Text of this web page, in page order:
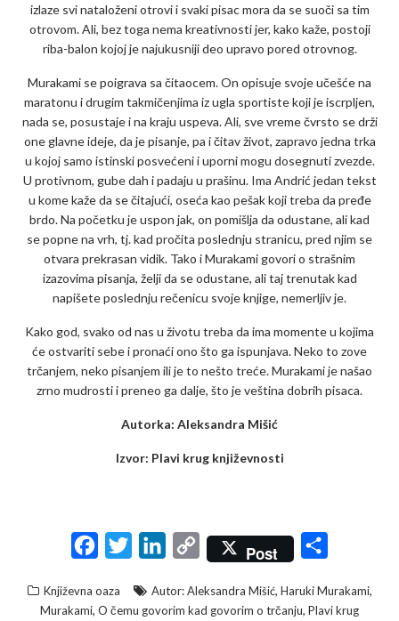
izlaze svi nataloženi otrovi i svaki pisac mora da se suoči sa tim
otrovom. Ali, bez toga nema kreativnosti jer, kako kaže, postoji
riba-balon kojoj je najukusniji deo upravo pored otrovnog.
Murakami se poigrava sa čitaocem. On opisuje svoje učešće na
maratonu i drugim takmičenjima iz ugla sportiste koji je iscrpljen,
nada se, posustaje i na kraju uspeva. Ali, sve vreme čvrsto se drži
one glavne ideje, da je pisanje, pa i čitav život, zapravo jedna trka
u kojoj samo istinski posvećeni i uporni mogu dosegnuti zvezde.
U protivnom, gube dah i padaju u prašinu. Ima Andrić jedan tekst
u kome kaže da se čitajući, oseća kao pešak koji treba da pređe
brdo. Na početku je uspon jak, on pomišlja da odustane, ali kad
se popne na vrh, tj. kad pročita poslednju stranicu, pred njim se
otvara prekrasan vidik. Tako i Murakami govori o strašnim
izazovima pisanja, želji da se odustane, ali taj trenutak kad
napišete poslednju rečenicu svoje knjige, nemerljiv je.
Kako god, svako od nas u životu treba da ima momente u kojima
će ostvariti sebe i pronaći ono što ga ispunjava. Neko to zove
trčanjem, neko pisanjem ili je to nešto treće. Murakami je našao
zrno mudrosti i preneo ga dalje, što je veština dobrih pisaca.
Autorka: Aleksandra Mišić
Izvor: Plavi krug književnosti
c
n
C
p
Post
a
Književna oaza Autor: Aleksandra Mišić, Haruki Murakami,
Murakami, O čemu govorim kad govorim o trčanju, Plavi krug